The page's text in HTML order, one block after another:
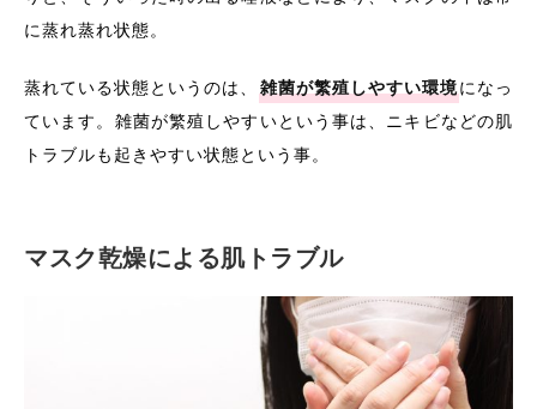
に蒸れ蒸れ状態。
蒸れている状態というのは、 雑菌が繁殖しやすい環境になっ
ています。雑菌が繁殖しやすいという事は、ニキビなどの肌
トラブルも起きやすい状態という事。
マスク乾燥による肌トラブル